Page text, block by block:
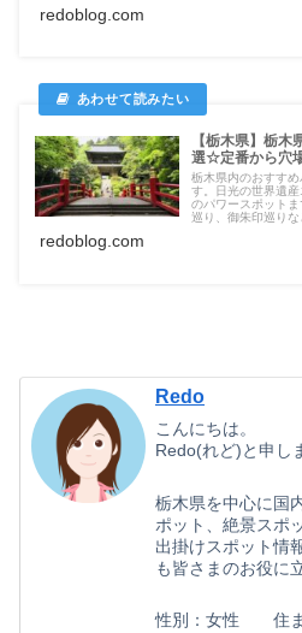
redoblog.com
【栃木県】栃
選☆定番から穴
栃木県内のおすす
す。日光の世界遺
のパワースポット
巡り、御朱印巡りな
redoblog.com
Redo
こんにちは。
Redo(れど)と申し
栃木県を中心に国
ポット、絶景スポ
出掛けスポット情
も皆さまのお役に
性別：女性 住ま